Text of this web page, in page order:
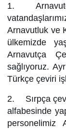
1.
Arnavutluk ve
ülkemizde
Arnavutça
sağlıyoruz.
Türkçe çeviri
2. Sırpça
alfabesinde
personelimiz